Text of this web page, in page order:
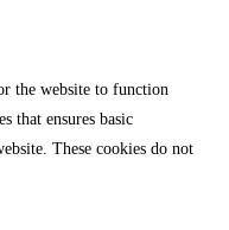
the website to function
that ensures basic
These cookies do not